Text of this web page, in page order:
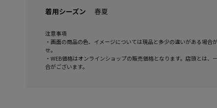
着用シーズン
春夏
注意事項
・画面の商品の色、イメージについては現品と多少の違いがある場合
せ。
・WEB価格はオンラインショップの販売価格となります。店頭とは
合がございます。